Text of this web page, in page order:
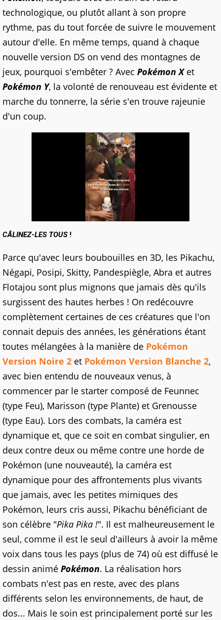
technologique, ou plutôt allant à son propre
rythme, pas du tout forcée de suivre le mouvement
autour d'elle. En même temps, quand à chaque
nouvelle version DS on vend des montagnes de
jeux, pourquoi s'embêter ? Avec Pokémon Xet
Pokémon Y, la volonté de renouveau est évidente et
marche du tonnerre, la série s'en trouve rajeunie
d'un coup.
CÂLINEZ-LES TOUS !
Parce qu'avec leurs boubouilles en 3D, les Pikachu,
Négapi, Posipi, Skitty, Pandespiègle, Abra et autres
Flotajou sont plus mignons que jamais dès qu'ils
surgissent des hautes herbes ! On redécouvre
complètement certaines de ces créatures que l'on
connait depuis des années, les générations étant
toutes mélangées à la manière de Pokémon
Version Noire 2 et Pokémon Version Blanche 2,
avec bien entendu de nouveaux venus, à
commencer par le starter composé de Feunnec
(type Feu), Marisson (type Plante) et Grenousse
(type Eau). Lors des combats, la caméra est
dynamique et, que ce soit en combat singulier, en
deux contre deux ou même contre une horde de
Pokémon (une nouveauté), la caméra est
dynamique pour des affrontements plus vivants
que jamais, avec les petites mimiques des
Pokémon, leurs cris aussi, Pikachu bénéficiant de
son célèbre "Pika Pika !". Il est malheureusement le
seul, comme il est le seul d'ailleurs à avoir la même
voix dans tous les pays (plus de 74) où est diffusé le
dessin animé Pokémon. La réalisation hors
combats n'est pas en reste, avec des plans
différents selon les environnements, de haut, de
dos... Mais le soin est principalement porté sur les